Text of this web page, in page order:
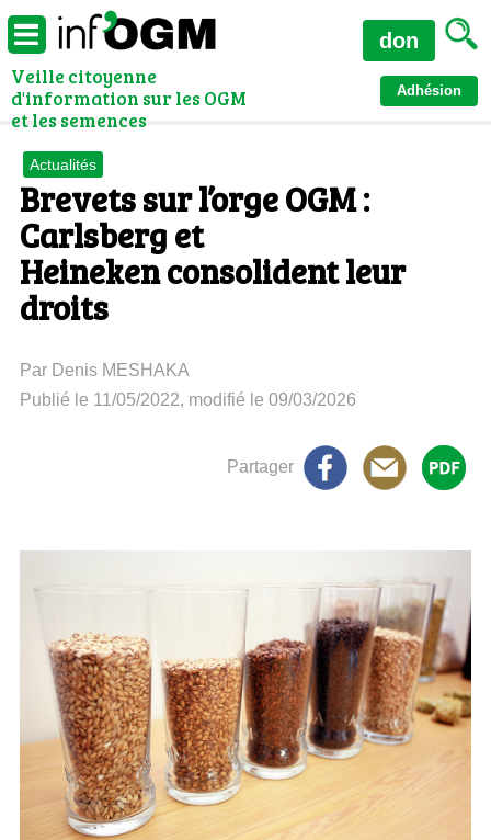
Veille citoyenne
d'information sur les OGM
et les semences
Adhésion
don
Actualités
Brevets sur l’orge OGM :
Carlsberg et
Heineken consolident leur
droits
Par Denis MESHAKA
Publié le 11/05/2022, modifié le 09/03/2026
Partager